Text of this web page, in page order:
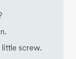
screw.